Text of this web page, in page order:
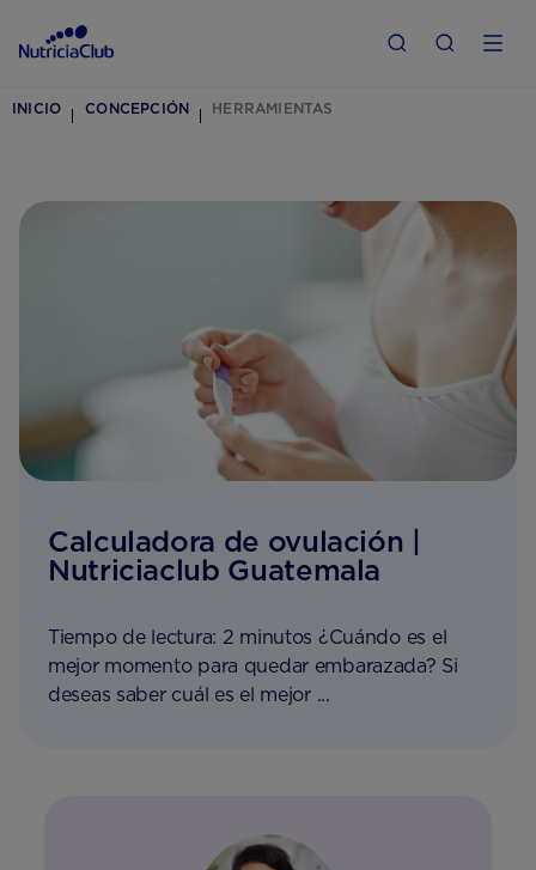
INICIO CONCEPCIÓN HERRAMIENTAS
Calculadora de ovulación |
Nutriciaclub Guatemala
Tiempo de lectura: 2 minutos ¿Cuándo es el
mejor momento para quedar embarazada? Si
deseas saber cuál es el mejor ...